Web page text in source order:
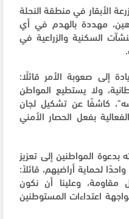
الأبقار في منطقة النحلة
مهددة بالهدم في أي
السكنية والزراعية في
إلى صعوبة الأمر قائلًا:
ولا يستطيع المواطن
كاشفًا عن تشكيل لجان
بفعل الحصار الأمني
المواطنين إلى تعزيز
لحماية أراضيهم، قائلاً:
مقاومة، وعلينا أن نكون
اعتداءات المستوطنين